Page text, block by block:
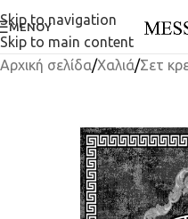
Skip to navigation
Skip to main content
ΜΕΝΟΎ
Αρχική σελίδα/Χαλιά/Σετ